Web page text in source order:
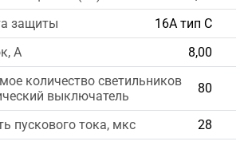
защиты
16А тип С
А
8,00
количество светильников
выключатель
80
пускового тока, мкс 28